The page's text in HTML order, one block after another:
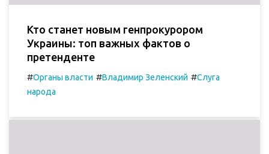
Кто станет новым генпрокурором
Украины: топ важных фактов о
претенденте
#Органы власти #Владимир Зеленский #Слуга
народа